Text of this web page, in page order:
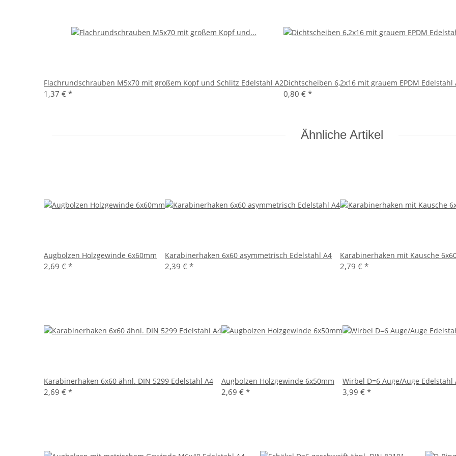
Flachrundschrauben M5x70 mit großem Kopf und Schlitz Edelstahl A2
1,37 € *
Dichtscheiben 6,2x16 mit grauem EPDM Edelstahl
0,80 € *
Ähnliche Artikel
Augbolzen Holzgewinde 6x60mm
2,69 € *
Karabinerhaken 6x60 asymmetrisch Edelstahl A4
2,39 € *
Karabinerhaken mit Kausche
2,79 € *
Karabinerhaken 6x60 ähnl. DIN 5299 Edelstahl A4
2,69 € *
Augbolzen Holzgewinde 6x50mm
2,69 € *
Wirbel D=6 Auge/Auge Edelstahl
3,99 € *